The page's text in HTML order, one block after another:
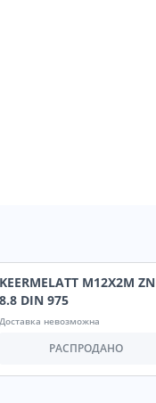
KEERMELATT M12X2M ZN
8.8 DIN 975
Доставка невозможна
РАСПРОДАНО